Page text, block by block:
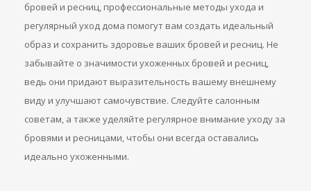
бровей и ресниц, профессиональные методы ухода и
регулярный уход дома помогут вам создать идеальный
образ и сохранить здоровье ваших бровей и ресниц. Не
забывайте о значимости ухоженных бровей и ресниц,
ведь они придают выразительность вашему внешнему
виду и улучшают самочувствие. Следуйте салонным
советам, а также уделяйте регулярное внимание уходу за
бровями и ресницами, чтобы они всегда оставались
идеально ухоженными.